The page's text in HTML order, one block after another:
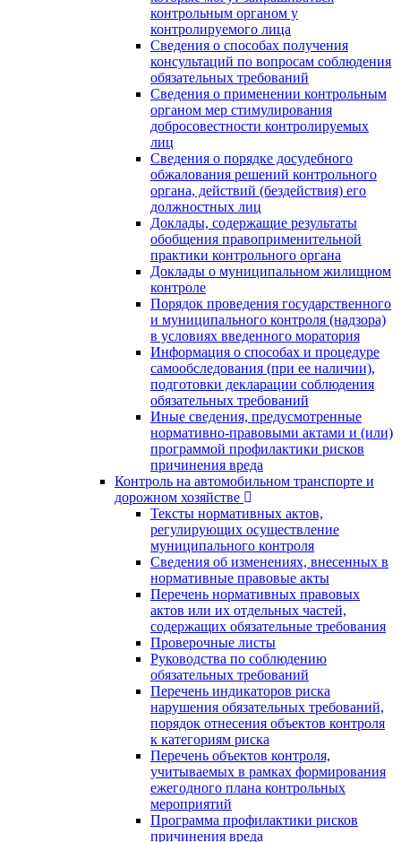
контрольным органом у
контролируемого лица
Сведения о способах получения
консультаций по вопросам соблюдения
обязательных требований
Сведения о применении контрольным
органом мер стимулирования
добросовестности контролируемых
лиц
Сведения о порядке досудебного
обжалования решений контрольного
органа, действий (бездействия) его
должностных лиц
Доклады, содержащие результаты
обобщения правоприменительной
практики контрольного органа
Доклады о муниципальном жилищном
контроле
Порядок проведения государственного
и муниципального контроля (надзора)
в условиях введенного моратория
Информация о способах и процедуре
самообследования (при ее наличии),
подготовки декларации соблюдения
обязательных требований
Иные сведения, предусмотренные
нормативно-правовыми актами и (или)
программой профилактики рисков
причинения вреда
Контроль на автомобильном транспорте и
дорожном хозяйстве
Тексты нормативных актов,
регулирующих осуществление
муниципального контроля
Сведения об изменениях, внесенных в
нормативные правовые акты
Перечень нормативных правовых
актов или их отдельных частей,
содержащих обязательные требования
Проверочные листы
Руководства по соблюдению
обязательных требований
Перечень индикаторов риска
нарушения обязательных требований,
порядок отнесения объектов контроля
к категориям риска
Перечень объектов контроля,
учитываемых в рамках формирования
ежегодного плана контрольных
мероприятий
Программа профилактики рисков
причинения вреда